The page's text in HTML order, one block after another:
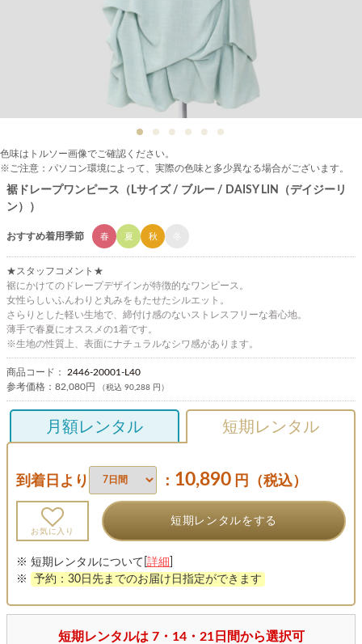
色味はトルソー画像でご確認ください。
※ご注意：パソコン環境によって、実際の色味と多少異なる場合がございます。
裾ドレープワンピース（Lサイズ / ブルー / DAISY LIN（デイジーリ
ン））
おすすめ着用季節 春 夏 秋
★スタッフコメント★
裾にかけてのドレープデザインが特徴的なワンピース。
女性らしいふんわりと丸みをもたせたシルエット。
さらりとした軽い生地で、締付け感のないストレスフリーな着心地。
薄手で春夏にオススメの1着です。
※生地の性質上、表面にナチュラルなシワ感があります。
商品コード： 2446-20001-L40
参考価格： 82,080円 （税込 90,288 円）
月額レンタル 短期レンタル
到着日より ： 10,890 円（税込）
お気に入り
短期レンタルをする
※ 短期レンタルについて[ 詳細
※
予約：30日先までのお届け日指定ができます
短期レンタルは 7・14・21日間から選択可